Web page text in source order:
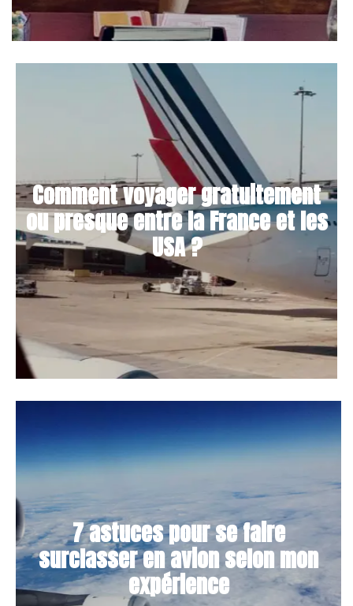
Comment voyager gratuitement
ou presque entre la France et les
USA ?
7 astuces pour se faire
surclasser en avion selon mon
expérience